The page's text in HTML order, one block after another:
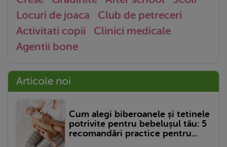
Locuri de joaca
Club de petreceri
Activitati copii
Clinici medicale
Agentii bone
Articole noi
Cum alegi biberoanele și tetinele
potrivite pentru bebelușul tău: 5
recomandări practice pentru...